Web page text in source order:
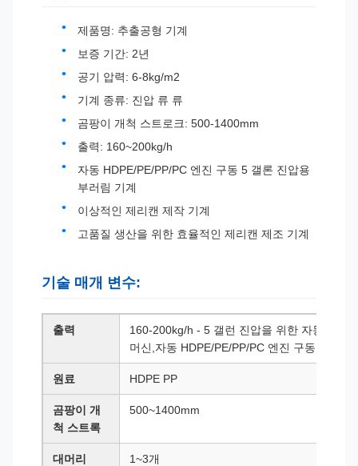
제품명: 추출공형 기계
보증 기간: 2년
공기 압력: 6-8kg/m2
기계 종류: 진압 류 류
곰팡이 개척 스트로크: 500-1400mm
출력: 160~200kg/h
자동 HDPE/PE/PP/PC 엔진 구동 5 갤론 진압용
부러림 기계
이상적인 제리캔 제작 기계
고품질 생산을 위한 효율적인 제리캔 제조 기계
기술 매개 변수:
출력
160-200kg/h - 5 갤런 진압을 위한 자동
머신,자동 HDPE/PE/PP/PC 엔진 구동 5 갤론
원료 HDPE PP
곰팡이 개
척 스트록
500~1400mm
대머리 1~3개